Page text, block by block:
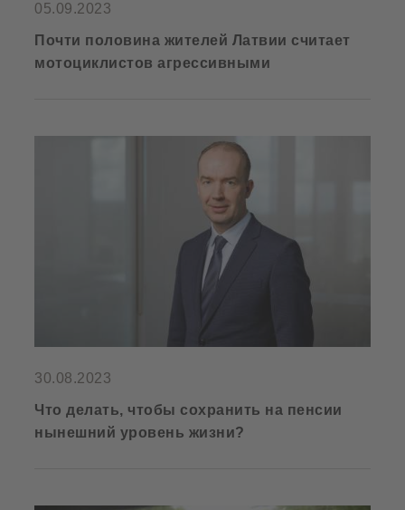
05.09.2023
Почти половина жителей Латвии считает
мотоциклистов агрессивными
30.08.2023
Что делать, чтобы сохранить на пенсии
нынешний уровень жизни?